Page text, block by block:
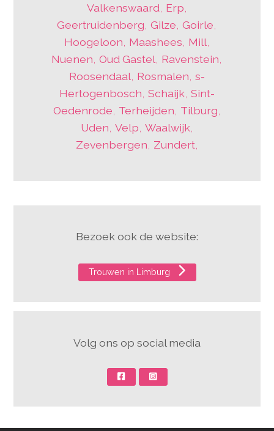
Valkenswaard Erp
Geertruidenberg ,Gilze ,Goirle
Hoogeloon Maashees Mill
Nuenen ,Oud Gastel Ravenstein
Roosendaal Rosmalen s-
Hertogenbosch Schaijk Sint-
Oedenrode Terheijden Tilburg
Uden Velp Waalwijk
Zevenbergen Zundert,
Bezoek ook de website:
Trouwen in Limburg
Volg ons op social media